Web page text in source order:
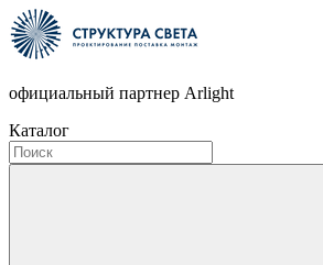
официальный партнер Arlight
Каталог